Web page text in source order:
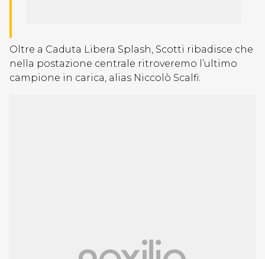
Oltre a Caduta Libera Splash, Scotti ribadisce che
nella postazione centrale ritroveremo l’ultimo
campione in carica, alias Niccolò Scalfi: